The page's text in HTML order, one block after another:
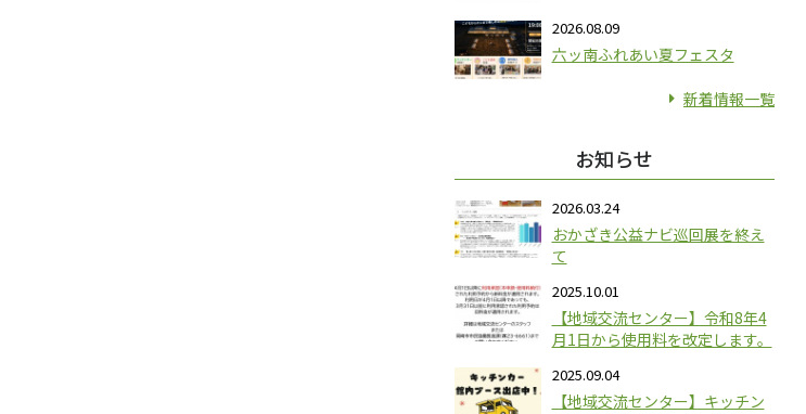
2026.08.09
六ッ南ふれあい夏フェスタ
新着情報一覧
お知らせ
2026.03.24
おかざき公益ナビ巡回展を終え
て
2025.10.01
【地域交流センター】令和8年4
月1日から使用料を改定します。
2025.09.04
【地域交流センター】キッチン